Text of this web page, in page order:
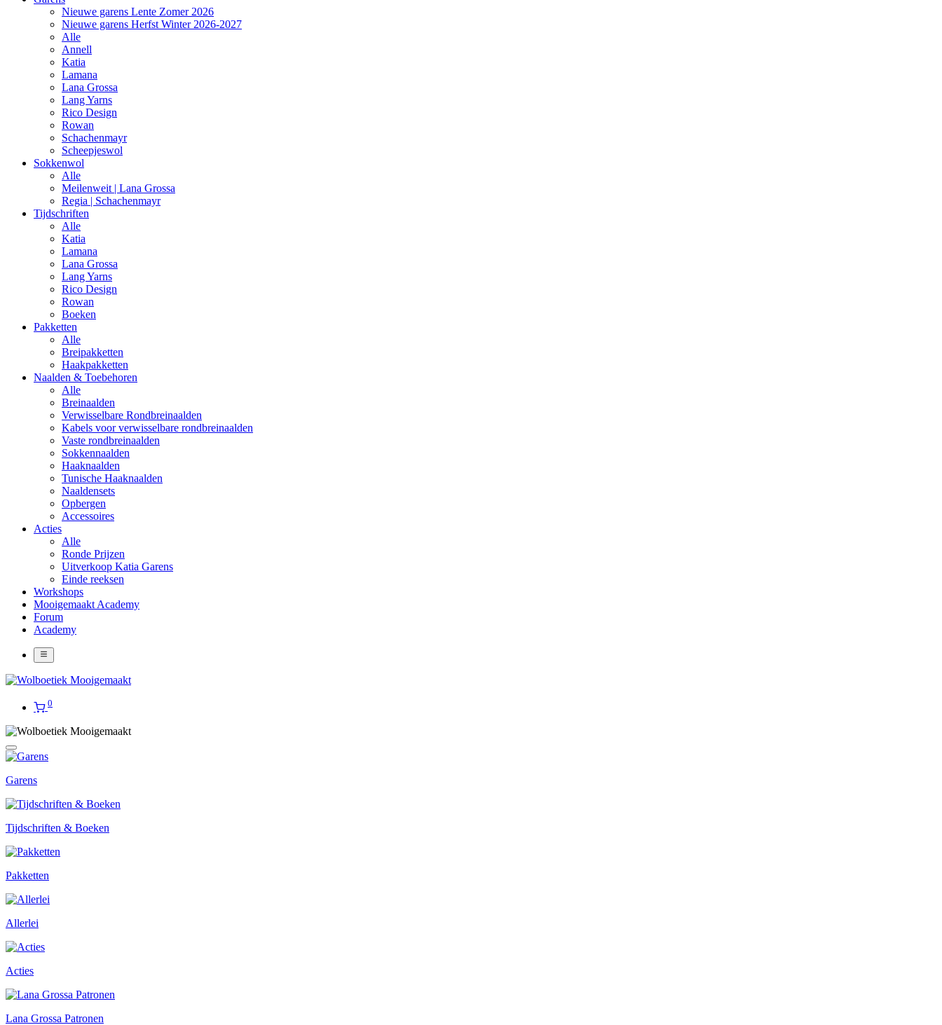
Nieuwe garens Lente Zomer 2026
Nieuwe garens Herfst Winter 2026-2027
Alle
Annell
Katia
Lamana
Lana Grossa
Lang Yarns
Rico Design
Rowan
Schachenmayr
Scheepjeswol
Sokkenwol
Alle
Meilenweit | Lana Grossa
Regia | Schachenmayr
Tijdschriften
Alle
Katia
Lamana
Lana Grossa
Lang Yarns
Rico Design
Rowan
Boeken
Pakketten
Alle
Breipakketten
Haakpakketten
Naalden & Toebehoren
Alle
Breinaalden
Verwisselbare Rondbreinaalden
Kabels voor verwisselbare rondbreinaalden
Vaste rondbreinaalden
Sokkennaalden
Haaknaalden
Tunische Haaknaalden
Naaldensets
Opbergen
Accessoires
Acties
Alle
Ronde Prijzen
Uitverkoop Katia Garens
Einde reeksen
Workshops
Mooigemaakt Academy
Forum
Academy
0
Garens
Tijdschriften & Boeken
Pakketten
Allerlei
Acties
Lana Grossa Patronen